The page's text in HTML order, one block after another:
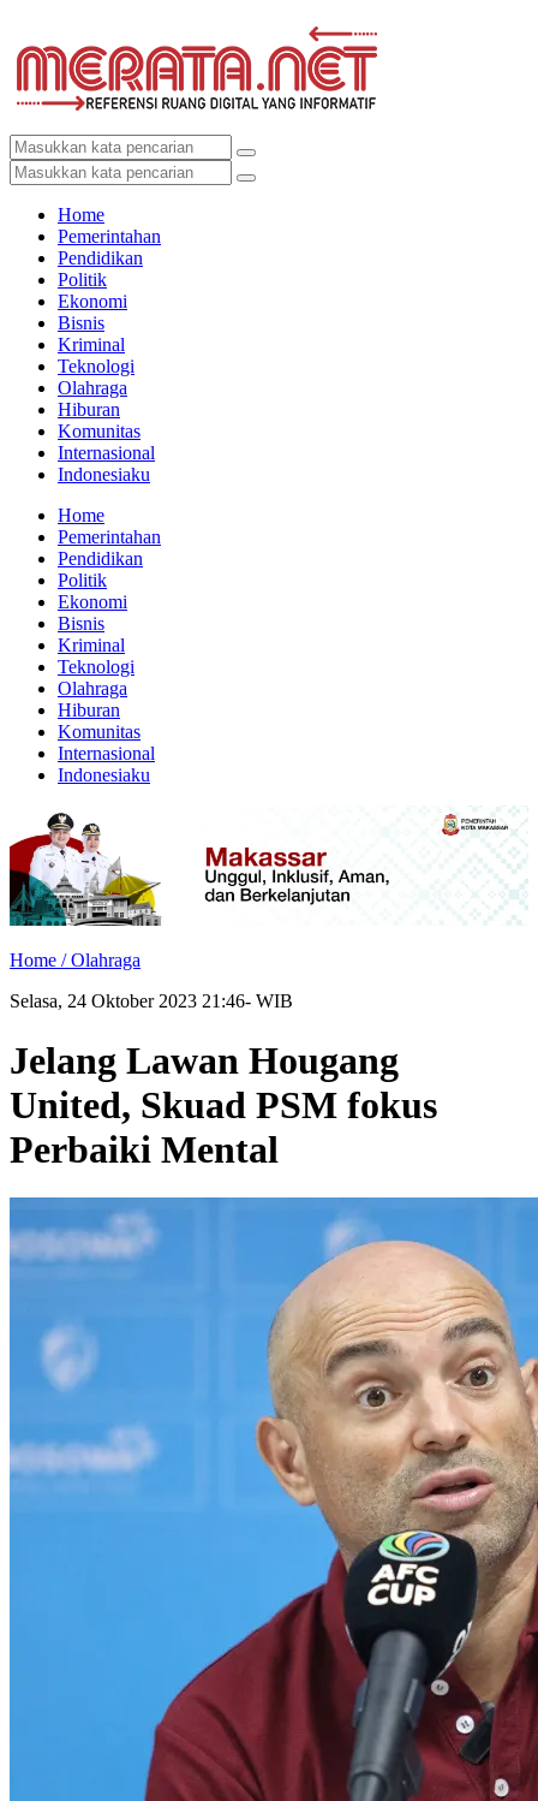
Home
Pemerintahan
Pendidikan
Politik
Ekonomi
Bisnis
Kriminal
Teknologi
Olahraga
Hiburan
Komunitas
Internasional
Indonesiaku
Home
Pemerintahan
Pendidikan
Politik
Ekonomi
Bisnis
Kriminal
Teknologi
Olahraga
Hiburan
Komunitas
Internasional
Indonesiaku
Home /Olahraga
Selasa, 24 Oktober 2023 21:46- WIB
Jelang Lawan Hougang
United, Skuad PSM fokus
Perbaiki Mental